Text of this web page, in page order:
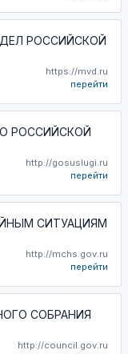
РОССИЙСКОЙ
https://mvd.ru
перейти
РОССИЙСКОЙ
http://gosuslugi.ru
перейти
СИТУАЦИЯМ
http://mchs.gov.ru
перейти
СОБРАНИЯ
http://council.gov.ru